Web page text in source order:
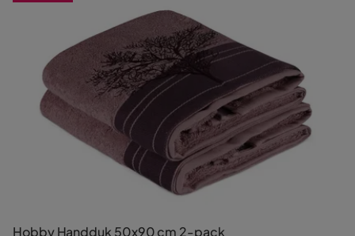
Hobby Handduk 50x90 cm 2-pack